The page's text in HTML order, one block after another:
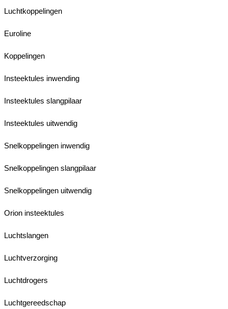
Luchtkoppelingen
Euroline
Koppelingen
Insteektules inwending
Insteektules slangpilaar
Insteektules uitwendig
Snelkoppelingen inwendig
Snelkoppelingen slangpilaar
Snelkoppelingen uitwendig
Orion insteektules
Luchtslangen
Luchtverzorging
Luchtdrogers
Luchtgereedschap